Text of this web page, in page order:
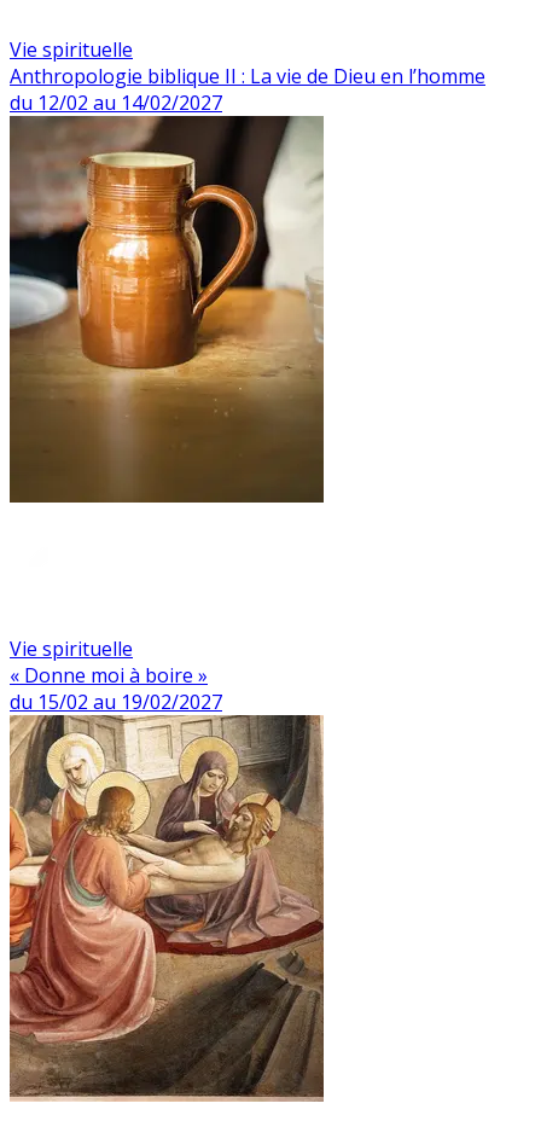
Vie spirituelle
Anthropologie biblique II : La vie de Dieu en l’homme
du 12/02 au 14/02/2027
Vie spirituelle
« Donne moi à boire »
du 15/02 au 19/02/2027